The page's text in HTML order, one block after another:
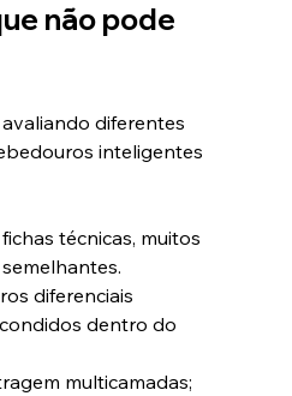
não pode
diferentes
inteligentes
técnicas, muitos
diferenciais
dentro do
multicamadas;